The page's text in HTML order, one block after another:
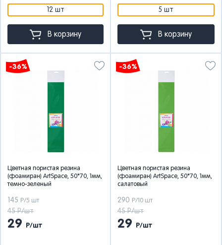
12 шт
В корзину
5 шт
В корзину
-36%
Цветная пористая резина
(фоамиран) ArtSpace, 50*70, 1мм,
темно-зеленый
145 Р/5 шт
45 Р/шт
29 Р/шт
-36%
Цветная пористая резина
(фоамиран) ArtSpace, 50*70, 1мм,
салатовый
290 Р/10 шт
45 Р/шт
29 Р/шт